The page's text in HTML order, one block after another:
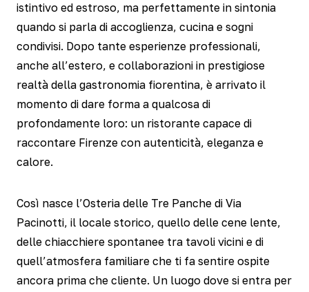
istintivo ed estroso, ma perfettamente in sintonia
quando si parla di accoglienza, cucina e sogni
condivisi. Dopo tante esperienze professionali,
anche all’estero, e collaborazioni in prestigiose
realtà della gastronomia fiorentina, è arrivato il
momento di dare forma a qualcosa di
profondamente loro: un ristorante capace di
raccontare Firenze con autenticità, eleganza e
calore.
Così nasce l’Osteria delle Tre Panche di Via
Pacinotti, il locale storico, quello delle cene lente,
delle chiacchiere spontanee tra tavoli vicini e di
quell’atmosfera familiare che ti fa sentire ospite
ancora prima che cliente. Un luogo dove si entra per